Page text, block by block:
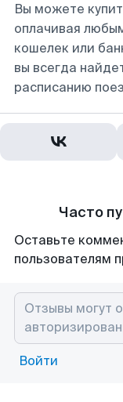
Вы можете
оплачивая
кошелек или
вы всегда
расписанию
Часто
Оставьте
пользователям
Войти